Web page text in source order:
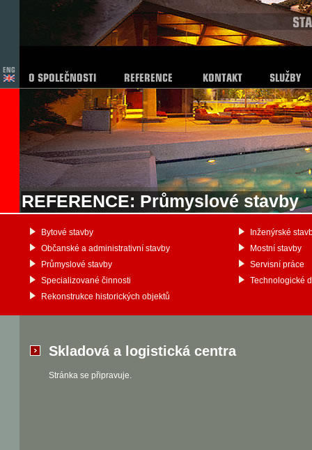
REFERENCE: Průmyslové stavby
Inženýrské
Mostní stavby
Servisní práce
Technologické
Bytové stavby
Občanské a administrativní stavby
Průmyslové stavby
Specializované činnosti
Rekonstrukce historických objektů
Skladová a logistická centra
Stránka se připravuje.